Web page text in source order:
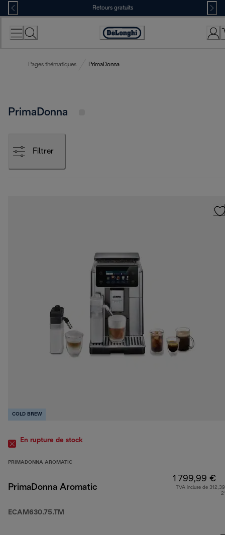
Skip
to
Content
Retours gratuits
Déclaration
Pages thématiques PrimaDonna
PrimaDonna
Filtrer
COLD BREW
En rupture de stock
PRIMADONNA AROMATIC
PrimaDonna Aromatic
ECAM630.75.TM
1 799,99 €
TVA incluse de